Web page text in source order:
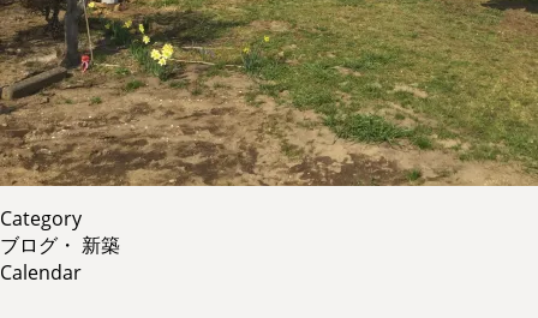
Category
ブログ ・ 新築
Calendar